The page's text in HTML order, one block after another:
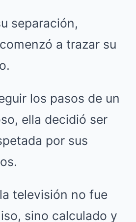
separación,
a trazar su
los pasos de un
ella decidió ser
por sus
televisión no fue
sino calculado y